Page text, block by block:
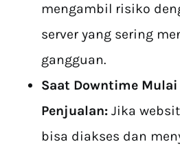
mengambil risiko
server yang sering
gangguan.
Saat Downtime
Penjualan: Jika
bisa diakses dan